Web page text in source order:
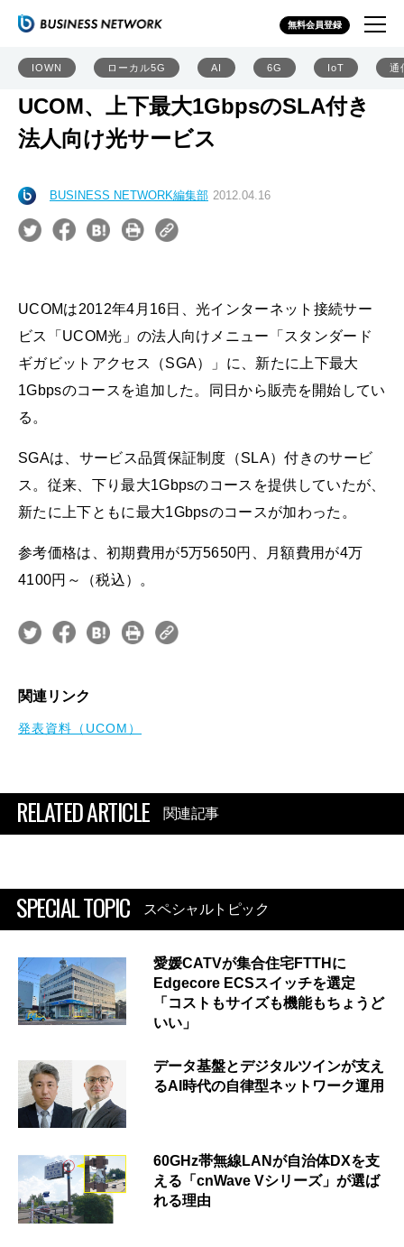
無料会員登録
IOWN ローカル5G AI 6G IoT 通
UCOM、上下最大1GbpsのSLA付き
法人向け光サービス
BUSINESS NETWORK編集部 2012.04.16
UCOMは2012年4月16日、光インターネット接続サー
ビス「UCOM光」の法人向けメニュー「スタンダード
ギガビットアクセス（SGA）」に、新たに上下最大
1Gbpsのコースを追加した。同日から販売を開始してい
る。
SGAは、サービス品質保証制度（SLA）付きのサービ
ス。従来、下り最大1Gbpsのコースを提供していたが、
新たに上下ともに最大1Gbpsのコースが加わった。
参考価格は、初期費用が5万5650円、月額費用が4万
4100円～（税込）。
関連リンク
発表資料（UCOM）
RELATED ARTICLE 関連記事
SPECIAL TOPIC スペシャルトピック
愛媛CATVが集合住宅FTTHに
Edgecore ECSスイッチを選定
「コストもサイズも機能もちょうど
いい」
データ基盤とデジタルツインが支え
るAI時代の自律型ネットワーク運用
60GHz帯無線LANが自治体DXを支
える「cnWave Vシリーズ」が選ば
れる理由